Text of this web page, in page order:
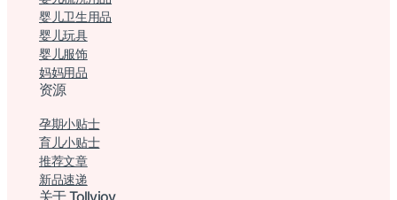
婴儿卫生用品
婴儿玩具
婴儿服饰
妈妈用品
资源
孕期小贴士
育儿小贴士
推荐文章
新品速递
关于 Tollyjoy